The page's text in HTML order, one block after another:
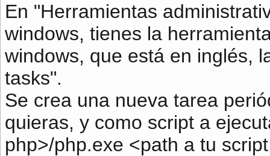
En "Herramientas
windows, tienes la
windows, que está en inglés,
tasks".
Se crea una nueva tarea
quieras, y como script a
php>/php.exe <path a tu